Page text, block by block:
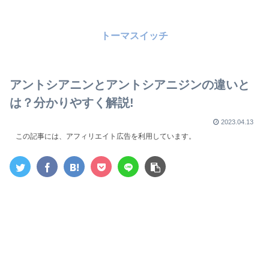
トーマスイッチ
アントシアニンとアントシアニジンの違いと
は？分かりやすく解説!
2023.04.13
この記事には、アフィリエイト広告を利用しています。